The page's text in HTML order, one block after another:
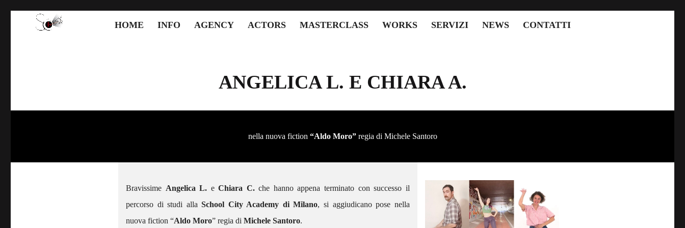
HOME INFO AGENCY ACTORS MASTERCLASS WORKS SERVIZI NEWS CONTATTI
ANGELICA L. E CHIARA A.
nella nuova fiction “Aldo Moro”regia di Michele Santoro
Bravissime Angelica L. eChiara C.che hanno appena terminato con successo il
percorso di studi allaSchool City Academy di Milano, si aggiudicano pose nella
nuova fiction “Aldo Moro” regia di Michele Santoro.
SCACTORS – GIORGIA
PROTAGONISTA DEL NUOVO
DI FUCA”